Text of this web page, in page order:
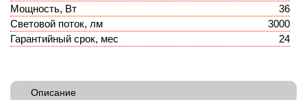
Мощность, Вт
36
Световой поток, лм
3000
Гарантийный срок, мес
24
Описание